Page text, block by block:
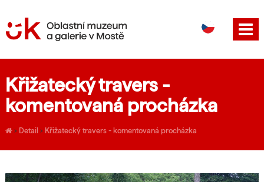
EN
Křižatecký travers -
komentovaná procházka
› Detail › Křižatecký travers - komentovaná procházka